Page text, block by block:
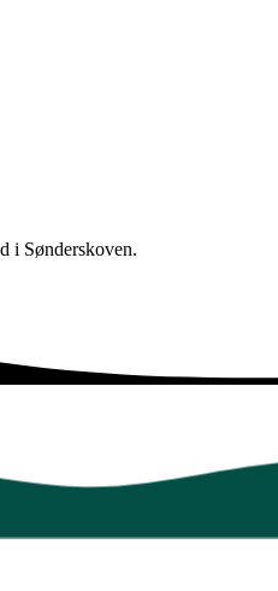
i Sønderskoven.